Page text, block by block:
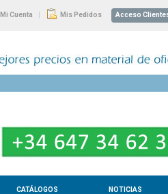
Mi Cuenta | Mis Pedidos Acceso
CATÁLOGOS NOTICIAS